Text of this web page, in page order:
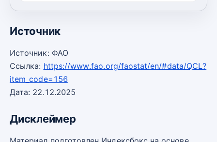
Источник
Источник: ФАО
Ссылка: https://www.fao.org/faostat/en/#data/QCL?
item_code=156
Дата: 22.12.2025
Дисклеймер